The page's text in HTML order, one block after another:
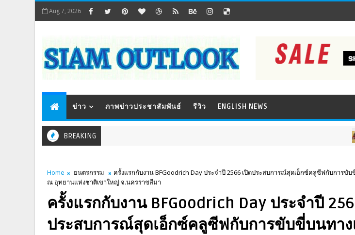
Aug 7, 2026
ข่าว ภาพข่าวประชาสัมพันธ์ รีวิว ENGLISH NEWS
BREAKING ภาพข่าวปร
Home ยนตรกรรม
ครั้งแรกกับงาน BFGoodrich Day ประจำปี 2566 เปิดประสบการณ์สุดเอ็กซ์คลูซีฟกับการขั
ณ อุทยานแห่งชาติเขาใหญ่ จ.นครราชสีมา
ครั้งแรกกับงาน BFGoodrich Day ประจำปี
ประสบการณ์สุดเอ็กซ์คลูซีฟกับการขับขี่บนทาง